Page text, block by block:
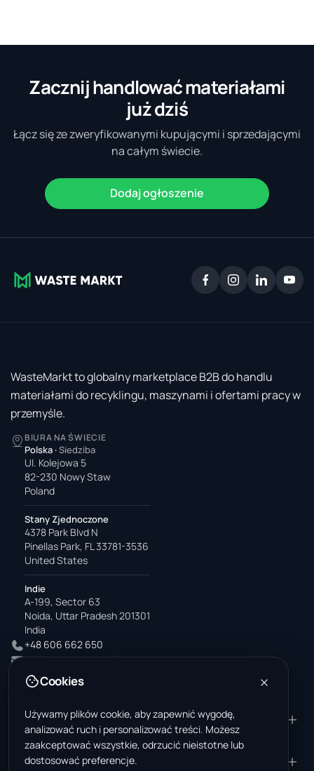
Zacznij handlować materiałami
już dziś
Łącz się ze zweryfikowanymi kupującymi i sprzedającymi
na całym świecie.
Dodaj ogłoszenie
WasteMarkt to globalny marketplace B2B do handlu
materiałami do recyklingu, maszynami i ofertami pracy w
przemyśle.
BIURA NA ŚWIECIE
Polska ·Siedziba
Ul. Kolejowa 5
82-230 Nowy Staw
Poland
Stany Zjednoczone
4378 Park Blvd N
Pinellas Park, FL 33781-3536
United States
Indie
A-199, Sector 63
Noida, Uttar Pradesh 201301
India
+48 606 662 650
support@wastemarkt.com
office@wastemarkt.com
PRODUKT
Marketplace
Materiały — sprzedaż
ZASOBY
Akademia dostawcy
FIRMA
Cookies
Używamy plików cookie, aby zapewnić wygodę,
analizować ruch i personalizować treści. Możesz
zaakceptować wszystkie, odrzucić nieistotne lub
dostosować preferencje.